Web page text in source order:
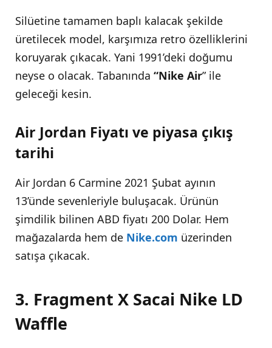
Silüetine tamamen baplı kalacak şekilde
üretilecek model, karşımıza retro özelliklerini
koruyarak çıkacak. Yani 1991’deki doğumu
neyse o olacak. Tabanında “Nike Air” ile
geleceği kesin.
Air Jordan Fiyatı ve piyasa çıkış
tarihi
Air Jordan 6 Carmine 2021 Şubat ayının
13’ünde sevenleriyle buluşacak. Ürünün
şimdilik bilinen ABD fiyatı 200 Dolar. Hem
mağazalarda hem de Nike.com üzerinden
satışa çıkacak.
3. Fragment X Sacai Nike LD
Waffle